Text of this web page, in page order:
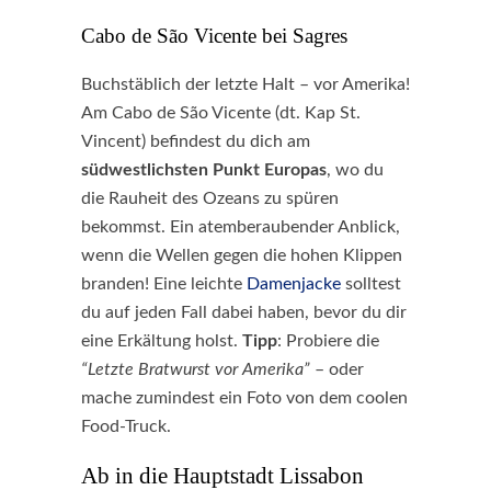
Cabo de São Vicente bei Sagres
Buchstäblich der letzte Halt – vor Amerika!
Am Cabo de São Vicente (dt. Kap St.
Vincent) befindest du dich am
südwestlichsten Punkt Europas, wo du
die Rauheit des Ozeans zu spüren
bekommst. Ein atemberaubender Anblick,
wenn die Wellen gegen die hohen Klippen
branden! Eine leichte Damenjacke solltest
du auf jeden Fall dabei haben, bevor du dir
eine Erkältung holst. Tipp: Probiere die
“Letzte Bratwurst vor Amerika” – oder
mache zumindest ein Foto von dem coolen
Food-Truck.
Ab in die Hauptstadt Lissabon